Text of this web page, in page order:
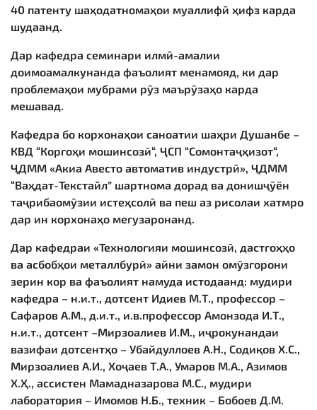
40 патенту шаҳодатномаҳои муаллифӣ ҳифз карда
шудаанд.
Дар кафедра семинари илмӣ-амалии
доимоамалкунанда фаъолият менамояд, ки дар
проблемаҳои мубрами рӯз маърӯзаҳо карда
мешавад.
Кафедра бо корхонаҳои саноатии шаҳри Душанбе –
КВД “Коргоҳи мошинсозӣ“, ҶСП “Сомонтаҷҳизот“,
ҶДММ «Акиа Авесто автоматив индустрӣ», ҶДММ
“Ваҳдат-Текстайл” шартнома дорад ва донишҷӯён
таҷрибаомӯзии истеҳсолӣ ва пеш аз рисолаи хатмро
дар ин корхонаҳо мегузаронанд.
Дар кафедраи «Технологияи мошинсозӣ, дастгоҳҳо
ва асбобҳои металлбурӣ» айни замон омӯзгорони
зерин кор ва фаъолият намуда истодаанд: мудири
кафедра – н.и.т., дотсент Идиев М.Т., профессор –
Сафаров А.М., д.и.т., и.в.профессор Амонзода И.Т.,
н.и.т., дотсент –Мирзоалиев И.М., иҷрокунандаи
вазифаи дотсентҳо – Убайдуллоев А.Н., Содиқов Х.С.,
Мирзоалиев А.И., Хоҷаев Т.А., Умаров М.А., Азимов
Х.Ҳ., ассистен Мамадназарова М.С., мудири
лаборатория – Имомов Н.Б., техник – Бобоев Д.М.